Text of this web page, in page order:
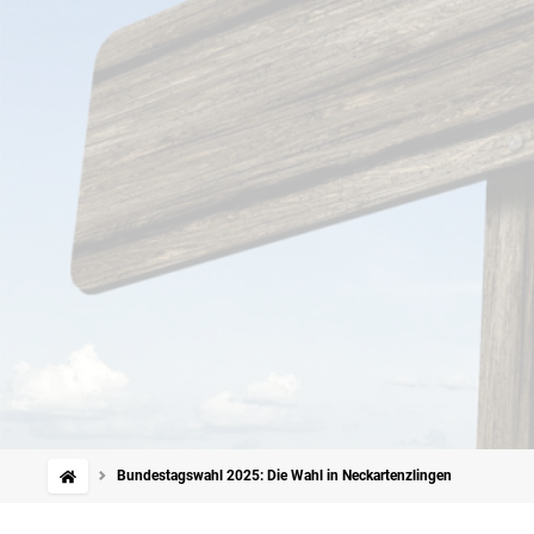
Bundestagswahl 2025: Die Wahl in Neckartenzlingen